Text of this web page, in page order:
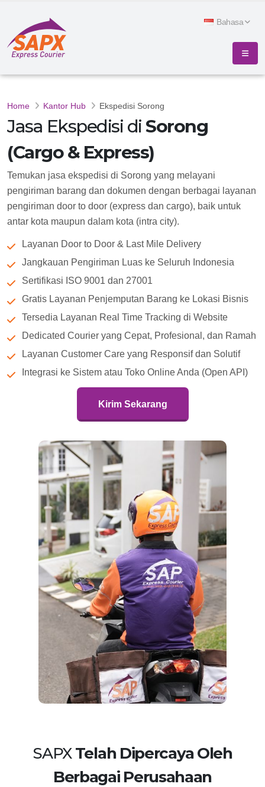
Bahasa
Home Kantor Hub Ekspedisi Sorong
Jasa Ekspedisi diSorong
(Cargo & Express)
Temukan jasa ekspedisi di Sorong yang melayani
pengiriman barang dan dokumen dengan berbagai layanan
pengiriman door to door (express dan cargo), baik untuk
antar kota maupun dalam kota (intra city).
Layanan Door to Door & Last Mile Delivery
Jangkauan Pengiriman Luas ke Seluruh Indonesia
Sertifikasi ISO 9001 dan 27001
Gratis Layanan Penjemputan Barang ke Lokasi Bisnis
Tersedia Layanan Real Time Tracking di Website
Dedicated Courier yang Cepat, Profesional, dan Ramah
Layanan Customer Care yang Responsif dan Solutif
Integrasi ke Sistem atau Toko Online Anda (Open API)
Kirim Sekarang
SAPXTelah Dipercaya Oleh
Berbagai Perusahaan